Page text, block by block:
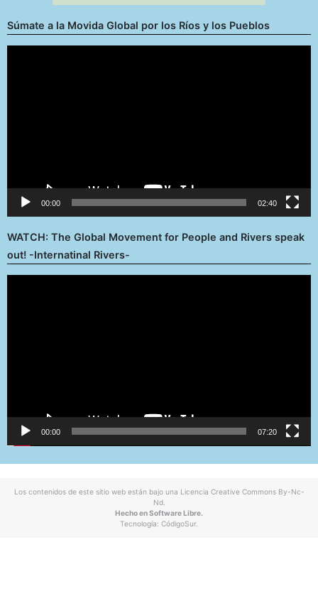
Súmate a la Movida Global por los Ríos y los Pueblos
00:00 02:40
WATCH: The Global Movement for People and Rivers speak
out! -Internatinal Rivers-
00:00 07:20
Los contenidos de este sitio web están bajo una Licencia Creative Commons By-Nc-
Nd.
Hecho en Software Libre.
Tecnología: CódigoSur.